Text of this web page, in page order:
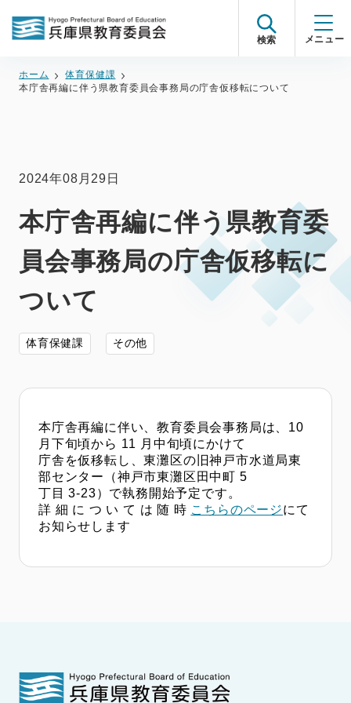
検索
ホーム
体育保健課
本庁舎再編に伴う県教育委員会事務局の庁舎仮移転について
2024年08月29日
本庁舎再編に伴う県教育委
員会事務局の庁舎仮移転に
ついて
体育保健課 その他
本庁舎再編に伴い、教育委員会事務局は、10
月下旬頃から 11 月中旬頃にかけて
庁舎を仮移転し、東灘区の旧神戸市水道局東
部センター（神戸市東灘区田中町 5
丁目 3-23）で執務開始予定です。
詳 細 に つ い て は 随 時 こちらのページにて
お知らせします